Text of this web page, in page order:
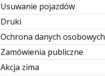
Usuwanie pojazdów
Druki
Ochrona danych osobowych
Zamówienia publiczne
Akcja zima